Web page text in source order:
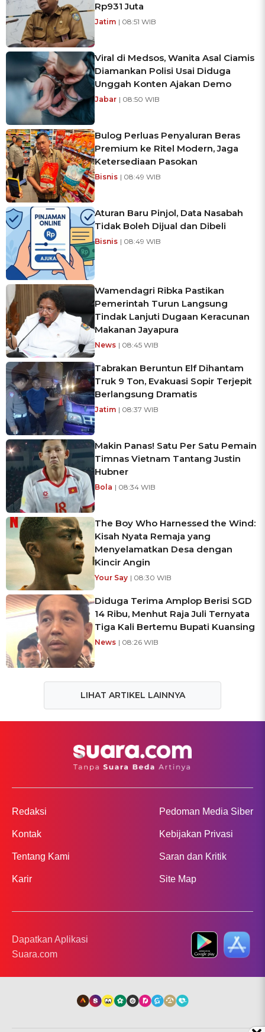
Rp931 Juta
Jatim | 08:51 WIB
Viral di Medsos, Wanita Asal Ciamis
Diamankan Polisi Usai Diduga
Unggah Konten Ajakan Demo
Jabar | 08:50 WIB
Bulog Perluas Penyaluran Beras
Premium ke Ritel Modern, Jaga
Ketersediaan Pasokan
Bisnis | 08:49 WIB
Aturan Baru Pinjol, Data Nasabah
Tidak Boleh Dijual dan Dibeli
Bisnis | 08:49 WIB
Wamendagri Ribka Pastikan
Pemerintah Turun Langsung
Tindak Lanjuti Dugaan Keracunan
Makanan Jayapura
News | 08:45 WIB
Tabrakan Beruntun Elf Dihantam
Truk 9 Ton, Evakuasi Sopir Terjepit
Berlangsung Dramatis
Jatim | 08:37 WIB
Makin Panas! Satu Per Satu Pemain
Timnas Vietnam Tantang Justin
Hubner
Bola | 08:34 WIB
The Boy Who Harnessed the Wind:
Kisah Nyata Remaja yang
Menyelamatkan Desa dengan
Kincir Angin
Your Say | 08:30 WIB
Diduga Terima Amplop Berisi SGD
14 Ribu, Menhut Raja Juli Ternyata
Tiga Kali Bertemu Bupati Kuansing
News | 08:26 WIB
LIHAT ARTIKEL LAINNYA
Redaksi
Kontak
Tentang Kami
Karir
Pedoman Media Siber
Kebijakan Privasi
Saran dan Kritik
Site Map
Dapatkan Aplikasi
Suara.com